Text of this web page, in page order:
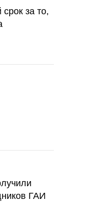
за то,
ГАИ